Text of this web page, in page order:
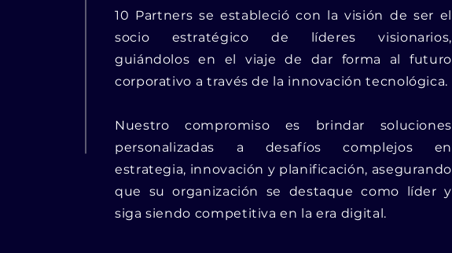
10 Partners se estableció con la visión de ser el
socio estratégico de líderes visionarios,
guiándolos en el viaje de dar forma al futuro
corporativo a través de la innovación tecnológica.
Nuestro compromiso es brindar soluciones
personalizadas a desafíos complejos en
estrategia, innovación y planificación, asegurando
que su organización se destaque como líder y
siga siendo competitiva en la era digital.